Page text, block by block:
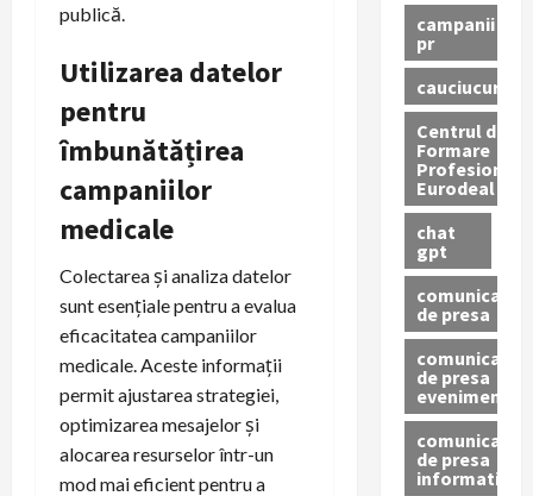
publică.
Utilizarea datelor
pentru
îmbunătățirea
campaniilor
medicale
Colectarea și analiza datelor
sunt esențiale pentru a evalua
eficacitatea campaniilor
medicale. Aceste informații
permit ajustarea strategiei,
optimizarea mesajelor și
alocarea resurselor într-un
mod mai eficient pentru a
campanii
pr
cauciucuri
Centrul de
Formare
Profesionala
Eurodeal
chat
gpt
comunicat
de presa
comunicat
de presa
eveniment
comunicat
de presa
informativ